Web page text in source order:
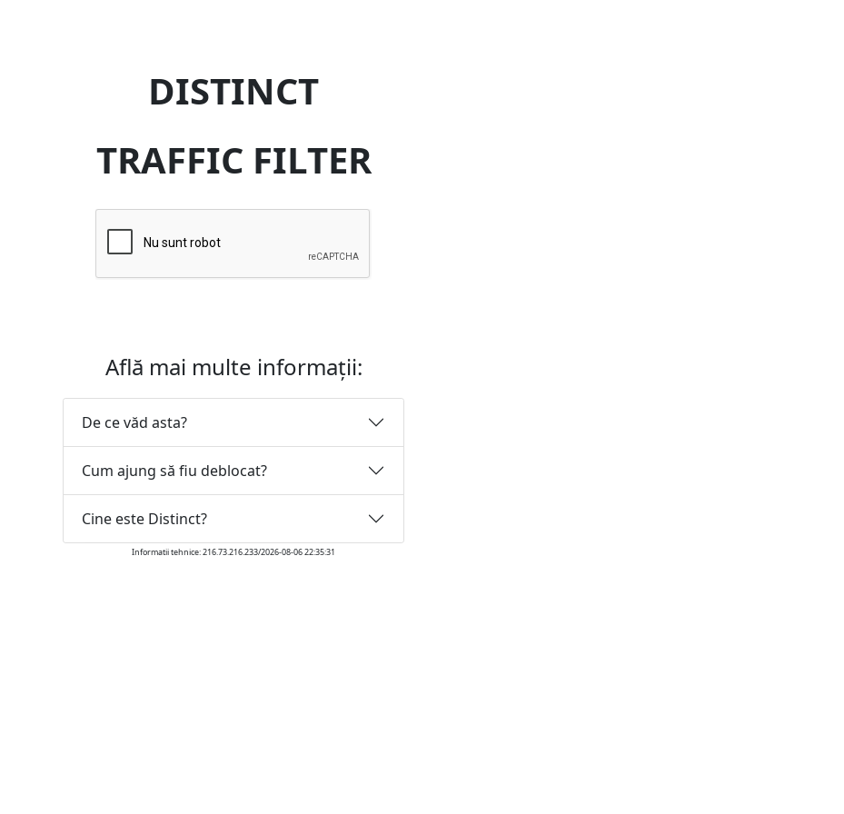
DISTINCT
TRAFFIC FILTER
Află mai multe informații:
De ce văd asta?
Cum ajung să fiu deblocat?
Cine este Distinct?
Informatii tehnice: 216.73.216.233/2026-08-06 22:35:31